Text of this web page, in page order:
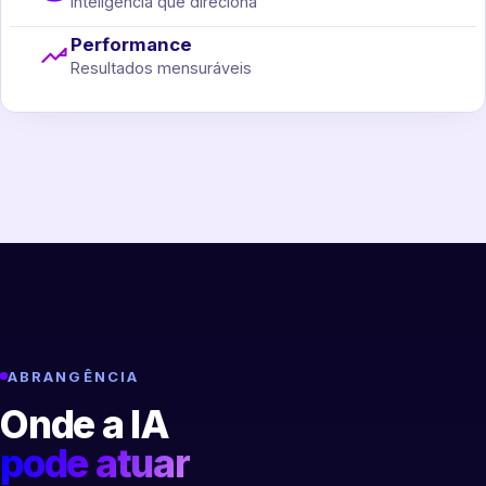
Performance
Resultados mensuráveis
ABRANGÊNCIA
Onde a IA
pode atuar